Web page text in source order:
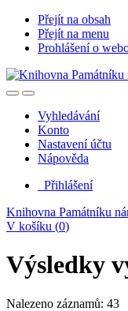
Přejít na obsah
Přejít na menu
Prohlášení o
Vyhledávání
Konto
Nastavení účtu
Nápověda
Přihlášení
Knihovna Památníku
V košíku (0)
Výsledky
Nalezeno záznamů: 43